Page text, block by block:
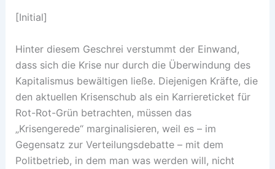
[Initial]
Hinter diesem Geschrei verstummt der Einwand,
dass sich die Krise nur durch die Überwindung des
Kapitalismus bewältigen ließe. Diejenigen Kräfte, die
den aktuellen Krisenschub als ein Karriereticket für
Rot-Rot-Grün betrachten, müssen das
„Krisengerede“ marginalisieren, weil es – im
Gegensatz zur Verteilungsdebatte – mit dem
Politbetrieb, in dem man was werden will, nicht